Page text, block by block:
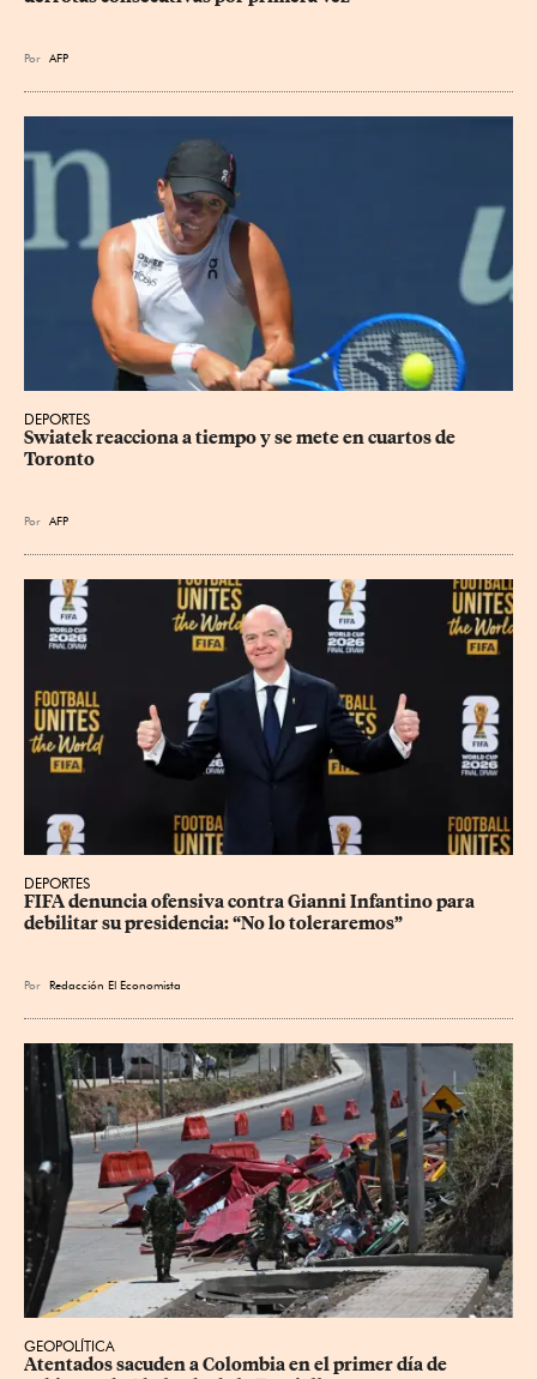
Por AFP
DEPORTES
Swiatek reacciona a tiempo y se mete en cuartos de
Toronto
Por AFP
DEPORTES
FIFA denuncia ofensiva contra Gianni Infantino para
debilitar su presidencia: “No lo toleraremos”
Por Redacción El Economista
GEOPOLÍTICA
Atentados sacuden a Colombia en el primer día de